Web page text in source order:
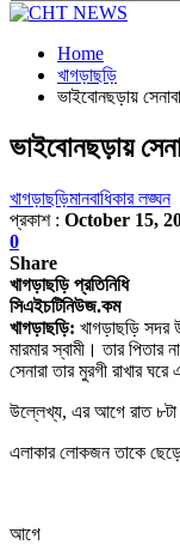
Home
খাগড়াছড়ি
ভাইবোনছড়ায়
ভাইবোনছড়ায়
খাগড়াছড়িমানবাধিকার লঙ্ঘন
প্রকাশ : October 15,
0
Share
খাগড়াছড়ি প্রতিনিধি
সিএইচটিনিউজ.কম
খাগড়াছড়ি: খাগড়াছড়ি সদর
মারমার স্বামী। তার পিতার
সেনারা তার মুরগী রাখার
উল্লেখ্য, এর আগে রাত ৮টা
এলাকার লোকজন তাকে ছেড়ে
আগে